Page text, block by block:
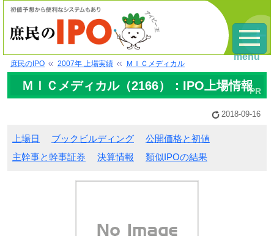
庶民のIPO 2007年 上場実績 ＭＩＣメディカル
ＭＩＣメディカル（2166）：IPO上場情報
2018-09-16
上場日 ブックビルディング
公開価格と初値
主幹事と幹事証券
決算情報 類似IPOの結果
menu